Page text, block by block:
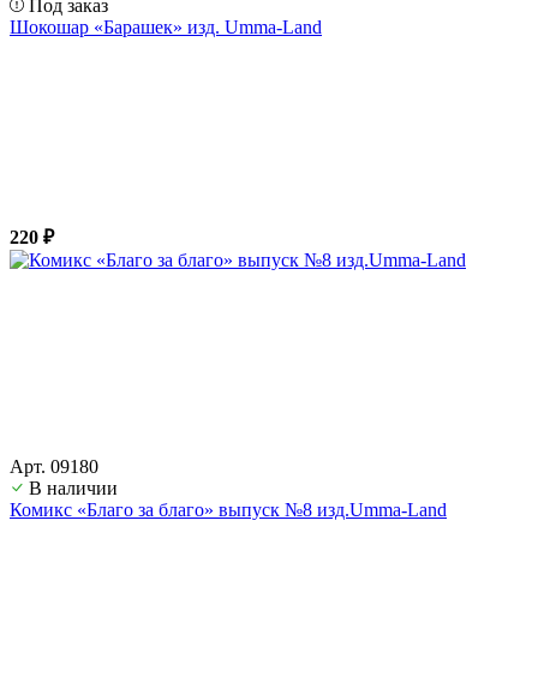
Под заказ
Шокошар «Барашек» изд. Umma-Land
220 ₽
Арт. 09180
В наличии
Комикс «Благо за благо» выпуск №8 изд.Umma-Land